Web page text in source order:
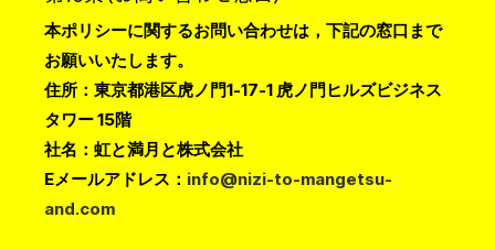
本ポリシーに関するお問い合わせは，下記の窓口まで
お願いいたします。
住所：東京都港区虎ノ門1-17-1 虎ノ門ヒルズビジネス
タワー 15階
社名：虹と満月と株式会社
Eメールアドレス： info@nizi-to-mangetsu-
and.com